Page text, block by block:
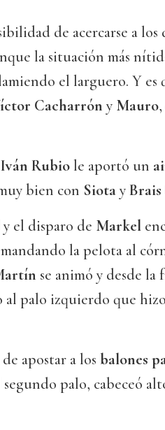
de acercarse a los
la situación más
el larguero. Y es
Cacharrón y Mauro
Iván Rubiole aportó un
bien con SiotayBrais
el disparo de Markel
la pelota al
se animó y desde la
al palo izquierdo que
apostar a los balones
palo, cabeceó